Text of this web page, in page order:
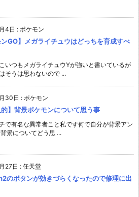
4日 : ポケモン
ンGO】メガライチュウはどっちを育成すべ
いつもメガライチュウYが強いと書いているが
そうは思わないので ...
30日 : ポケモン
的】背景ポケモンについて思う事
で有名な異常者こと私です何で自分が背景アン
景についてどう思 ...
27日 : 任天堂
のボタンが効きづらくなったので修理に出